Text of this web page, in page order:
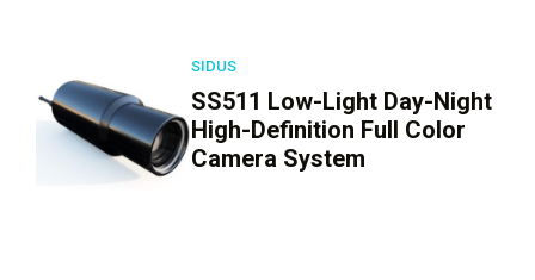
SIDUS
SS511 Low-Light Day-Night
High-Definition Full Color
Camera System